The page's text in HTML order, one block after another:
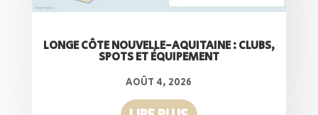
LONGE CÔTE NOUVELLE-AQUITAINE : CLUBS,
SPOTS ET ÉQUIPEMENT
AOÛT 4, 2026